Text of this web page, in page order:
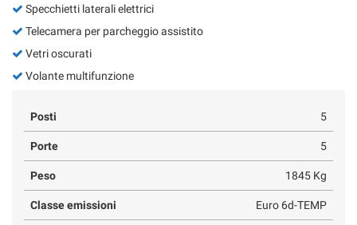
Specchietti laterali elettrici
Telecamera per parcheggio assistito
Vetri oscurati
Volante multifunzione
Posti 5
Porte 5
Peso 1845 Kg
Classe emissioni Euro 6d-TEMP